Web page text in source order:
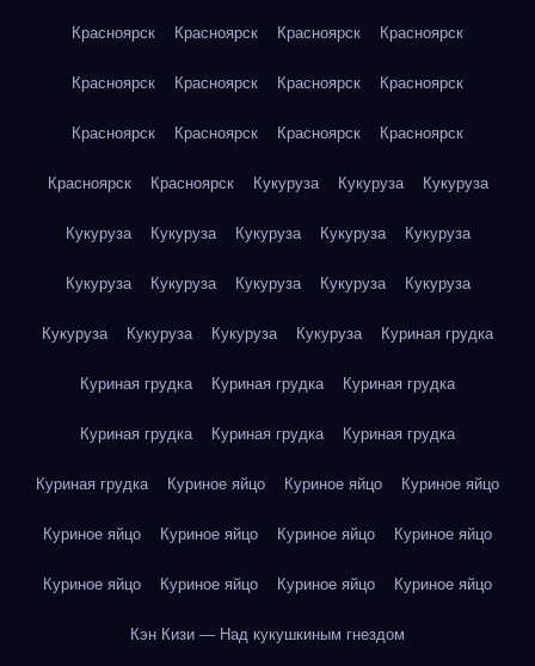
Красноярск Красноярск Красноярск Красноярск
Красноярск Красноярск Красноярск Красноярск
Красноярск Красноярск Красноярск Красноярск
Красноярск Красноярск Кукуруза Кукуруза Кукуруза
Кукуруза Кукуруза Кукуруза Кукуруза Кукуруза
Кукуруза Кукуруза Кукуруза Кукуруза Кукуруза
Кукуруза Кукуруза Кукуруза Кукуруза Куриная грудка
Куриная грудка Куриная грудка Куриная грудка
Куриная грудка Куриная грудка Куриная грудка
Куриная грудка Куриное яйцо Куриное яйцо Куриное яйцо
Куриное яйцо Куриное яйцо Куриное яйцо Куриное яйцо
Куриное яйцо Куриное яйцо Куриное яйцо Куриное яйцо
Кэн Кизи — Над кукушкиным гнездом